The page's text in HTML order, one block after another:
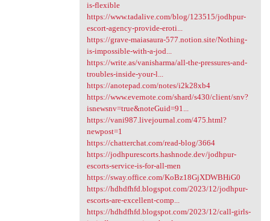
is-flexible
https://www.tadalive.com/blog/123515/jodhpur-
escort-agency-provide-eroti...
https://grave-maiasaura-577.notion.site/Nothing-
is-impossible-with-a-jod...
https://write.as/vanisharma/all-the-pressures-and-
troubles-inside-your-l...
https://anotepad.com/notes/i2k28xb4
https://www.evernote.com/shard/s430/client/snv?
isnewsnv=true&noteGuid=91...
https://vani987.livejournal.com/475.html?
newpost=1
https://chatterchat.com/read-blog/3664
https://jodhpurescorts.hashnode.dev/jodhpur-
escorts-service-is-for-all-men
https://sway.office.com/KoBz18GjXDWBHiG0
https://hdhdfhfd.blogspot.com/2023/12/jodhpur-
escorts-are-excellent-comp...
https://hdhdfhfd.blogspot.com/2023/12/call-girls-